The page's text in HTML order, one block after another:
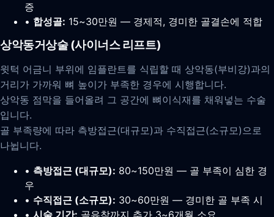
증
• 합성골: 15~30만원 — 경제적, 경미한 골결손에 적합
상악동거상술 (사이너스 리프트)
윗턱 어금니 부위에 임플란트를 식립할 때 상악동(부비강)과의
거리가 가까워 뼈 높이가 부족한 경우에 시행합니다.
상악동 점막을 들어올려 그 공간에 뼈이식재를 채워넣는 수술
입니다.
골 부족량에 따라 측방접근(대규모)과 수직접근(소규모)으로
나뉩니다.
• 측방접근 (대규모): 80~150만원 — 골 부족이 심한 경
우
• 수직접근 (소규모): 30~60만원 — 경미한 골 부족 시
• 시술 기간: 골유착까지 추가 3~6개월 소요